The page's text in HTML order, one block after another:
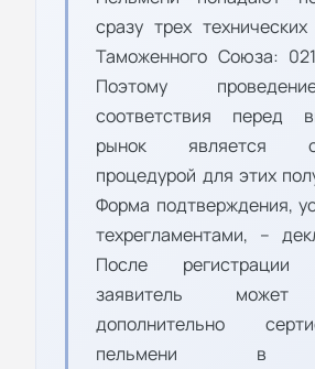
сразу трех технических
Таможенного Союза:
Поэтому
соответствия перед
рынок является
процедурой для этих
Форма подтверждения,
техрегламентами, –
После регистрации
заявитель может
дополнительно
пельмени в